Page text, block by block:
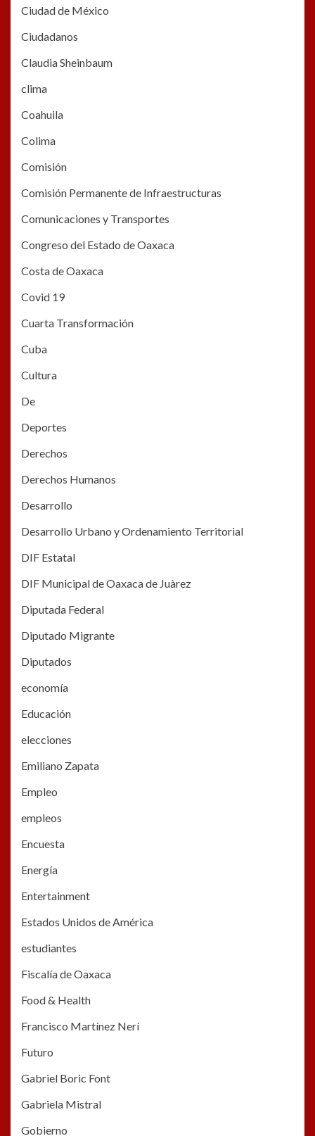
Ciudad de México
Ciudadanos
Claudia Sheinbaum
clima
Coahuila
Colima
Comisión
Comisión Permanente de Infraestructuras
Comunicaciones y Transportes
Congreso del Estado de Oaxaca
Costa de Oaxaca
Covid 19
Cuarta Transformación
Cuba
Cultura
De
Deportes
Derechos
Derechos Humanos
Desarrollo
Desarrollo Urbano y Ordenamiento Territorial
DIF Estatal
DIF Municipal de Oaxaca de Juàrez
Diputada Federal
Diputado Migrante
Diputados
economía
Educación
elecciones
Emiliano Zapata
Empleo
empleos
Encuesta
Energía
Entertainment
Estados Unidos de América
estudiantes
Fiscalía de Oaxaca
Food & Health
Francisco Martínez Nerí
Futuro
Gabriel Boric Font
Gabriela Mistral
Gobierno